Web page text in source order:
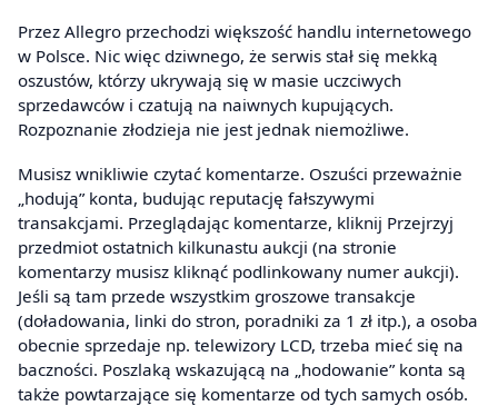
Przez Allegro przechodzi większość handlu internetowego
w Polsce. Nic więc dziwnego, że serwis stał się mekką
oszustów, którzy ukrywają się w masie uczciwych
sprzedawców i czatują na naiwnych kupujących.
Rozpoznanie złodzieja nie jest jednak niemożliwe.
Musisz wnikliwie czytać komentarze. Oszuści przeważnie
„hodują” konta, budując reputację fałszywymi
transakcjami. Przeglądając komentarze, kliknij Przejrzyj
przedmiot ostatnich kilkunastu aukcji (na stronie
komentarzy musisz kliknąć podlinkowany numer aukcji).
Jeśli są tam przede wszystkim groszowe transakcje
(doładowania, linki do stron, poradniki za 1 zł itp.), a osoba
obecnie sprzedaje np. telewizory LCD, trzeba mieć się na
baczności. Poszlaką wskazującą na „hodowanie” konta są
także powtarzające się komentarze od tych samych osób.